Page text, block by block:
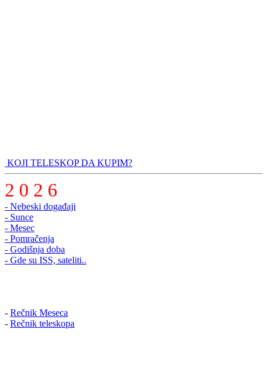
KOJI TELESKOP DA KUPIM?
2 0 2 6
- Nebeski događaji
- Sunce
- Mesec
- Pomračenja
- Godišnja doba
- Gde su ISS, sateliti..
- Rečnik Meseca
- Rečnik teleskopa